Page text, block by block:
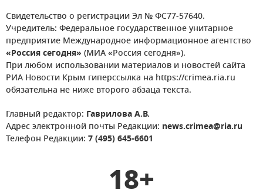
Свидетельство о регистрации Эл № ФС77-57640.
Учредитель: Федеральное государственное унитарное
предприятие Международное информационное агентство
«Россия сегодня» (МИА «Россия сегодня»).
При любом использовании материалов и новостей сайта
РИА Новости Крым гиперссылка на https://crimea.ria.ru
обязательна не ниже второго абзаца текста.
Главный редактор: Гаврилова А.В.
Адрес электронной почты Редакции: news.crimea@ria.ru
Телефон Редакции: 7 (495) 645-6601